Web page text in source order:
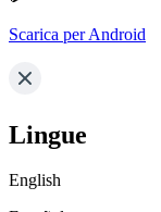
Scarica per Android
Lingue
English